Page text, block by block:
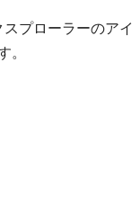
プローラーのアイ
。